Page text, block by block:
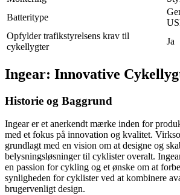
Batteritype
Opfylder trafikstyrelsens krav til
cykellygter
Ja
Ingear: Innovative
Historie og Baggrund
Ingear er et anerkendt mærke inden for
med et fokus på innovation og kvalitet.
grundlagt med en vision om at designe og
belysningsløsninger til cyklister overalt.
en passion for cykling og et ønske om at
synligheden for cyklister ved at kombinere
brugervenligt design.